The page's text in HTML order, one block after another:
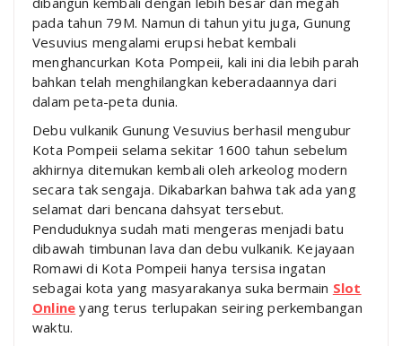
pada tahun 79M. Namun di tahun yitu juga, Gunung
Vesuvius mengalami erupsi hebat kembali
menghancurkan Kota Pompeii, kali ini dia lebih parah
bahkan telah menghilangkan keberadaannya dari
dalam peta-peta dunia.
Debu vulkanik Gunung Vesuvius berhasil mengubur
Kota Pompeii selama sekitar 1600 tahun sebelum
akhirnya ditemukan kembali oleh arkeolog modern
secara tak sengaja. Dikabarkan bahwa tak ada yang
selamat dari bencana dahsyat tersebut.
Penduduknya sudah mati mengeras menjadi batu
dibawah timbunan lava dan debu vulkanik. Kejayaan
Romawi di Kota Pompeii hanya tersisa ingatan
sebagai kota yang masyarakanya suka bermain Slot
Online yang terus terlupakan seiring perkembangan
waktu.